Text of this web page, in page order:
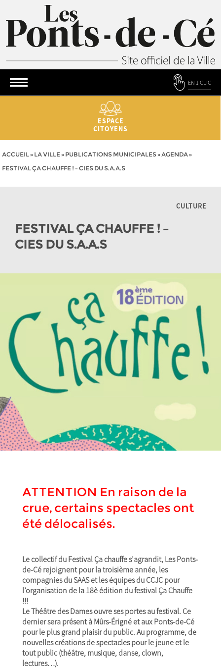
EN 1 CLIC
ESPACE
CITOYENS
ACCUEIL» LA VILLE» PUBLICATIONS MUNICIPALES»AGENDA»
FESTIVAL ÇA CHAUFFE ! – CIES DU S.A.A.S
CULTURE
FESTIVAL ÇA CHAUFFE ! –
CIES DU S.A.A.S
ATTENTION En raison de la
crue, certains spectacles ont
été délocalisés.
Le collectif du Festival Ça chauffe s’agrandit, Les Ponts-
de-Cé rejoignent pour la troisième année, les
compagnies du SAAS et les équipes du CCJC pour
l’organisation de la 18è édition du festival Ça Chauffe
!!!
Le Théâtre des Dames ouvre ses portes au festival. Ce
dernier sera présent à Mûrs-Érigné et aux Ponts-de-Cé
pour le plus grand plaisir du public. Au programme, de
nouvelles créations de spectacles pour le jeune et le
tout public (théâtre, musique, danse, clown,
lectures…).